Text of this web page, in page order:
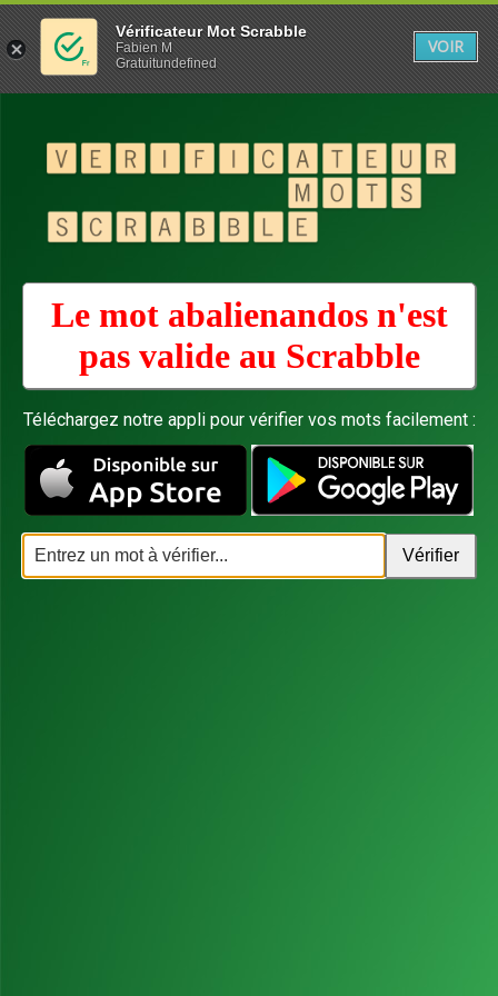
Le mot abalienandos n'est
pas valide au Scrabble
Téléchargez notre appli pour vérifier vos mots facilement :
Vérificateur Mot Scrabble
Fabien M
Gratuitundefined
VOIR